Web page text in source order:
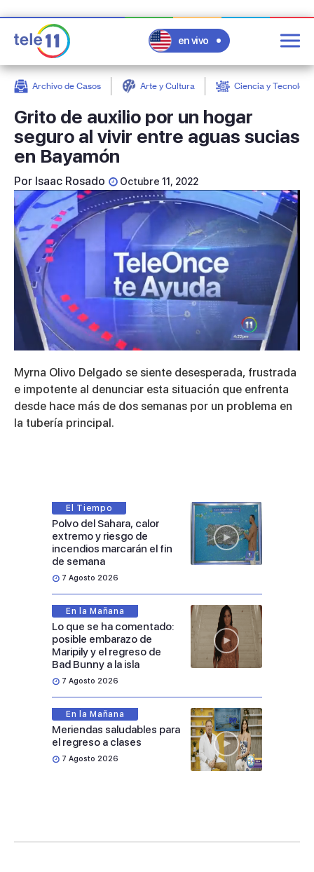
en vivo
Archivo de Casos Arte y Cultura Ciencia y
Grito de auxilio por un hogar
seguro al vivir entre aguas sucias
en Bayamón
Por Isaac Rosado Octubre 11, 2022
of
4
minutes,
40
seconds
Myrna Olivo Delgado se siente desesperada, frustrada
e impotente al denunciar esta situación que enfrenta
desde hace más de dos semanas por un problema en
la tubería principal.
El Tiempo
Polvo del Sahara, calor
extremo y riesgo de
incendios marcarán el fin
de semana
7 Agosto 2026
En la Mañana
Lo que se ha comentado:
posible embarazo de
Maripily y el regreso de
Bad Bunny a la isla
7 Agosto 2026
En la Mañana
Meriendas saludables para
el regreso a clases
7 Agosto 2026
post